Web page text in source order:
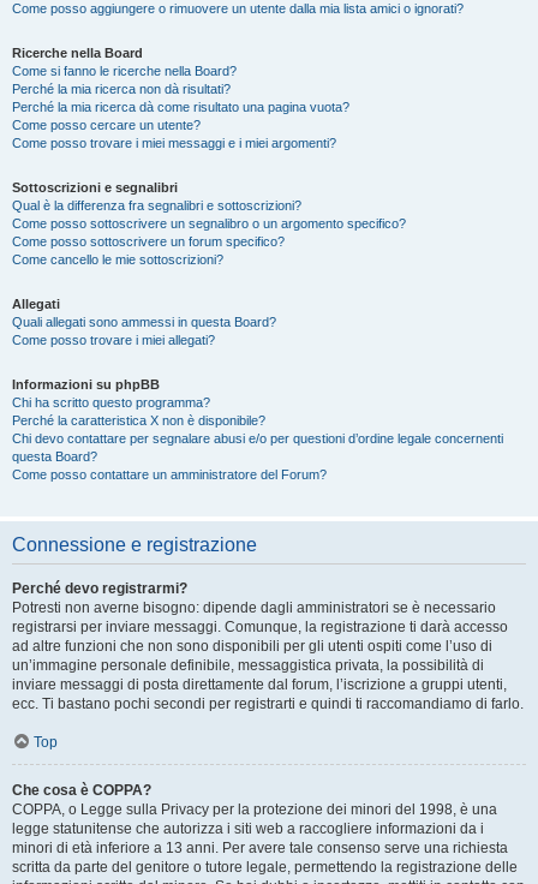
Come posso aggiungere o rimuovere un utente dalla mia lista amici o ignorati?
Ricerche nella Board
Come si fanno le ricerche nella Board?
Perché la mia ricerca non dà risultati?
Perché la mia ricerca dà come risultato una pagina vuota?
Come posso cercare un utente?
Come posso trovare i miei messaggi e i miei argomenti?
Sottoscrizioni e segnalibri
Qual è la differenza fra segnalibri e sottoscrizioni?
Come posso sottoscrivere un segnalibro o un argomento specifico?
Come posso sottoscrivere un forum specifico?
Come cancello le mie sottoscrizioni?
Allegati
Quali allegati sono ammessi in questa Board?
Come posso trovare i miei allegati?
Informazioni su phpBB
Chi ha scritto questo programma?
Perché la caratteristica X non è disponibile?
Chi devo contattare per segnalare abusi e/o per questioni d’ordine legale concernenti
questa Board?
Come posso contattare un amministratore del Forum?
Connessione e registrazione
Perché devo registrarmi?
Potresti non averne bisogno: dipende dagli amministratori se è necessario
registrarsi per inviare messaggi. Comunque, la registrazione ti darà accesso
ad altre funzioni che non sono disponibili per gli utenti ospiti come l’uso di
un’immagine personale definibile, messaggistica privata, la possibilità di
inviare messaggi di posta direttamente dal forum, l’iscrizione a gruppi utenti,
ecc. Ti bastano pochi secondi per registrarti e quindi ti raccomandiamo di farlo.
Top
Che cosa è COPPA?
COPPA, o Legge sulla Privacy per la protezione dei minori del 1998, è una
legge statunitense che autorizza i siti web a raccogliere informazioni da i
minori di età inferiore a 13 anni. Per avere tale consenso serve una richiesta
scritta da parte del genitore o tutore legale, permettendo la registrazione delle